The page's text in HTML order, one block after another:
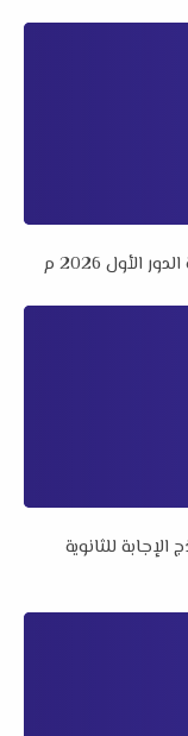
الأول 2026 م
دور أول 2026 + نموذج الإجابة للثانوية